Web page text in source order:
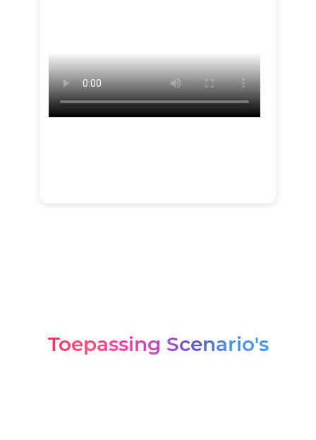
Toepassing Scenario's
Fabriek